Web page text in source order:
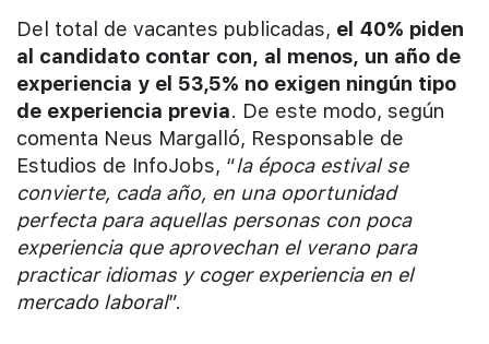
Del total de vacantes publicadas, el 40% piden
al candidato contar con, al menos, un año de
experiencia y el 53,5% no exigen ningún tipo
de experiencia previa. De este modo, según
comenta Neus Margalló, Responsable de
Estudios de InfoJobs, “la época estival se
convierte, cada año, en una oportunidad
perfecta para aquellas personas con poca
experiencia que aprovechan el verano para
practicar idiomas y coger experiencia en el
mercado laboral”.